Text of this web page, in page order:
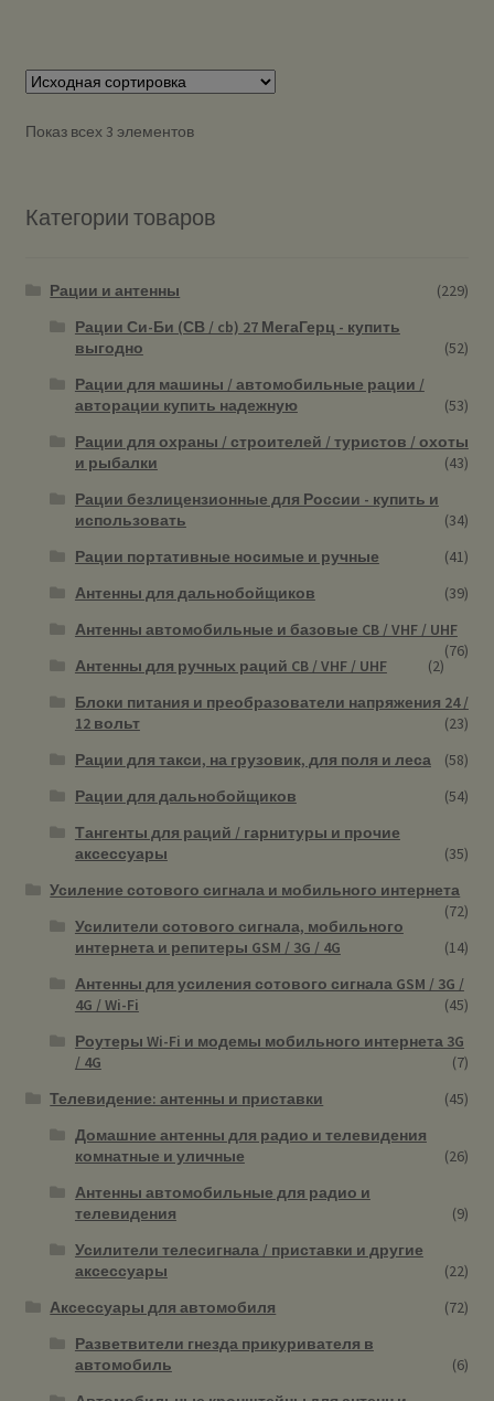
Показ всех 3 элементов
Категории товаров
Рации и антенны
(229)
Рации Си-Би (СВ / cb) 27 МегаГерц - купить
выгодно
(52)
Рации для машины / автомобильные рации /
авторации купить надежную
(53)
Рации для охраны / строителей / туристов / охоты
и рыбалки
(43)
Рации безлицензионные для России - купить и
использовать
(34)
Рации портативные носимые и ручные
(41)
Антенны для дальнобойщиков
(39)
Антенны автомобильные и базовые CB / VHF / UHF
(76)
Антенны для ручных раций CB / VHF / UHF
(2)
Блоки питания и преобразователи напряжения 24 /
12 вольт
(23)
Рации для такси, на грузовик, для поля и леса
(58)
Рации для дальнобойщиков
(54)
Тангенты для раций / гарнитуры и прочие
аксессуары
(35)
Усиление сотового сигнала и мобильного интернета
(72)
Усилители сотового сигнала, мобильного
интернета и репитеры GSM / 3G / 4G
(14)
Антенны для усиления сотового сигнала GSM / 3G /
4G / Wi-Fi
(45)
Роутеры Wi-Fi и модемы мобильного интернета 3G
/ 4G
(7)
Телевидение: антенны и приставки
(45)
Домашние антенны для радио и телевидения
комнатные и уличные
(26)
Антенны автомобильные для радио и
телевидения
(9)
Усилители телесигнала / приставки и другие
аксессуары
(22)
Аксессуары для автомобиля
(72)
Разветвители гнезда прикуривателя в
автомобиль
(6)